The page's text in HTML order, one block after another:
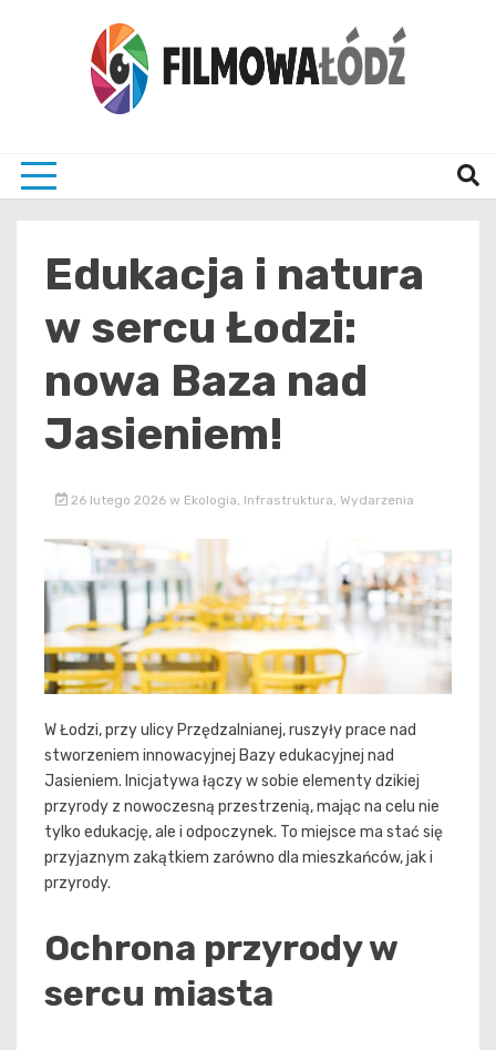
Edukacja i natura
w sercu Łodzi:
nowa Baza nad
Jasieniem!
26 lutego 2026 w Ekologia Infrastruktura Wydarzenia
W Łodzi, przy ulicy Przędzalnianej, ruszyły prace nad
stworzeniem innowacyjnej Bazy edukacyjnej nad
Jasieniem. Inicjatywa łączy w sobie elementy dzikiej
przyrody z nowoczesną przestrzenią, mając na celu nie
tylko edukację, ale i odpoczynek. To miejsce ma stać się
przyjaznym zakątkiem zarówno dla mieszkańców, jak i
przyrody.
Ochrona przyrody w
sercu miasta